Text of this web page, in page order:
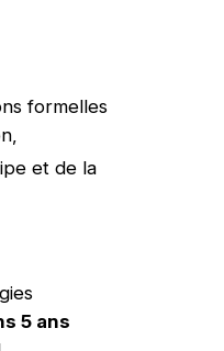
formelles
et de la
5 ans